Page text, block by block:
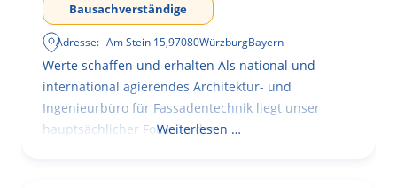
Bausachverständige
Adresse: Am Stein 15,97080WürzburgBayern
Werte schaffen und erhalten Als national und
international agierendes Architektur- und
Ingenieurbüro für Fassadentechnik liegt unser
hauptsächlicher Fokus in der
Weiterlesen …